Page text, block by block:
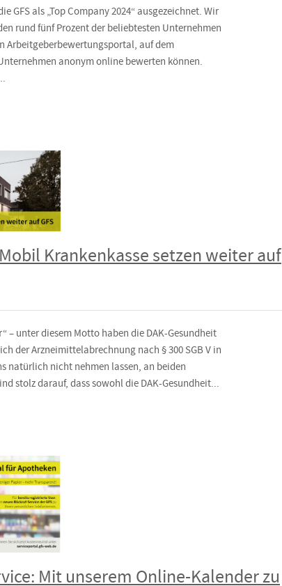
GFS als „Top Company 2024“ ausgezeichnet. Wir
rund fünf Prozent der beliebtesten Unternehmen
Arbeitgeberbewertungsportal, auf dem
anonym online bewerten können.
Krankenkasse setzen weiter auf
– unter diesem Motto haben die DAK-Gesundheit
der Arzneimittelabrechnung nach § 300 SGB V in
natürlich nicht nehmen lassen, an beiden
stolz darauf, dass sowohl die DAK-Gesundheit...
Mit unserem Online-Kalender zu